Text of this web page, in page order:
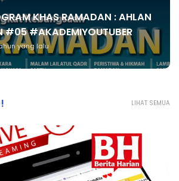
KHAS RAMADAN : AHLAN
#05 #AKADEMIYOUTUBER
yang lalu
LIHAT SEMUA